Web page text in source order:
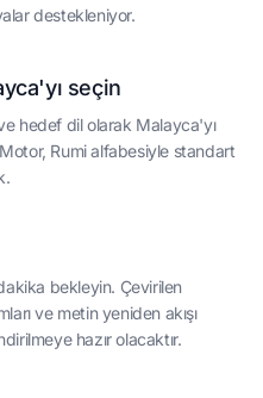
destekleniyor.
seçin
hedef dil olarak Malayca'yı
Rumi alfabesiyle standart
bekleyin. Çevirilen
ve metin yeniden akışı
hazır olacaktır.